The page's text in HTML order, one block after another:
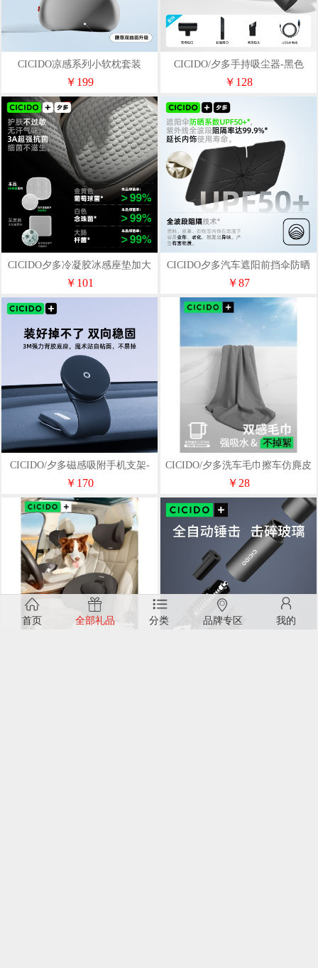
CICIDO凉感系列小软枕套装
D023021+D033031
￥199
CICIDO/夕多手持吸尘器-黑色
DZ2601
￥128
CICIDO夕多冷凝胶冰感座垫加大
款灰C6871
￥101
CICIDO夕多汽车遮阳前挡伞防晒
隔热遮阳伞车内前挡玻璃车用
￥87
CICIDO/夕多磁感吸附手机支架-
充电款S284079
￥170
CICIDO/夕多洗车毛巾擦车仿麂皮
抹布NO1120
￥28
首页 全部礼品 分类 品牌专区 我的